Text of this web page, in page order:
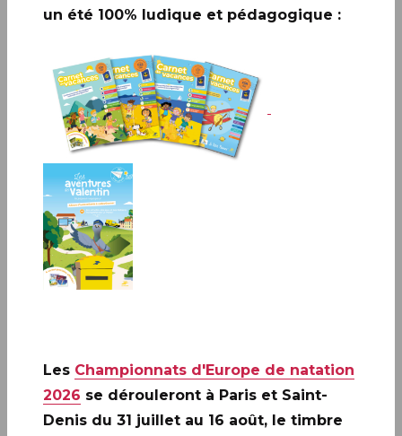
PARIS (75)
Infos complémentaires :
avant-première les vendredi 2 et samedi 3 janvier à : ▪ PARIS
(75) Le Carré d’Encre, de 10h à 19h, 13 bis rue des Mathurins,
75009 PARIS (Oblitération jusqu’à 17h).
un été 100% ludique et pédagogique :
Les Championnats d'Europe de natation
2026 se dérouleront à Paris et Saint-
Denis du 31 juillet au 16 août, le timbre